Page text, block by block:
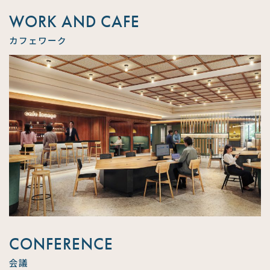
WORK AND CAFE
カフェワーク
CONFERENCE
会議